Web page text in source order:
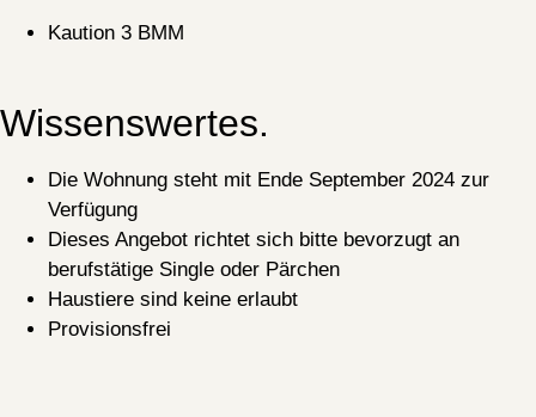
Kaution 3 BMM
Wissenswertes.
Die Wohnung steht mit Ende September 2024 zur
Verfügung
Dieses Angebot richtet sich bitte bevorzugt an
berufstätige Single oder Pärchen
Haustiere sind keine erlaubt
Provisionsfrei